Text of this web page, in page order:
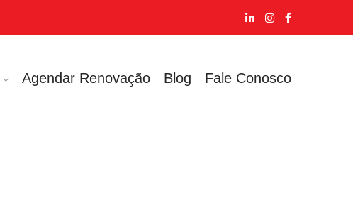
Agendar Renovação Blog Fale Conosco